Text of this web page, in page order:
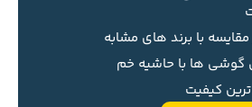
با برند های مشابه
گوشی ها با حاشیه خم